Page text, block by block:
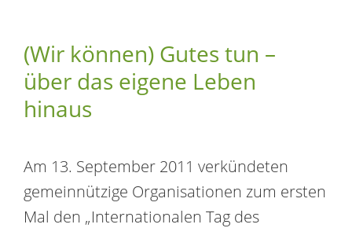
(Wir können) Gutes tun –
über das eigene Leben
hinaus
Am 13. September 2011 verkündeten
gemeinnützige Organisationen zum ersten
Mal den „Internationalen Tag des